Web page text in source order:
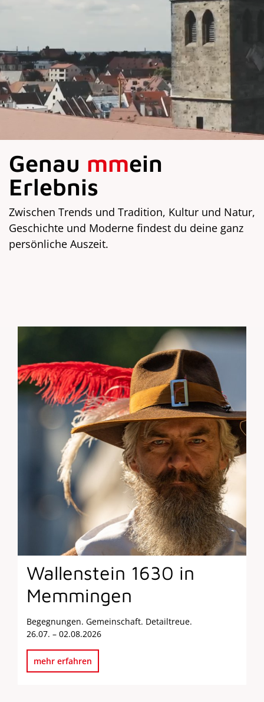
Genau mmein
Erlebnis
Zwischen Trends und Tradition, Kultur und Natur,
Geschichte und Moderne findest du deine ganz
persönliche Auszeit.
Wallenstein 1630 in
Memmingen
Begegnungen. Gemeinschaft. Detailtreue.
26.07. – 02.08.2026
mehr erfahren